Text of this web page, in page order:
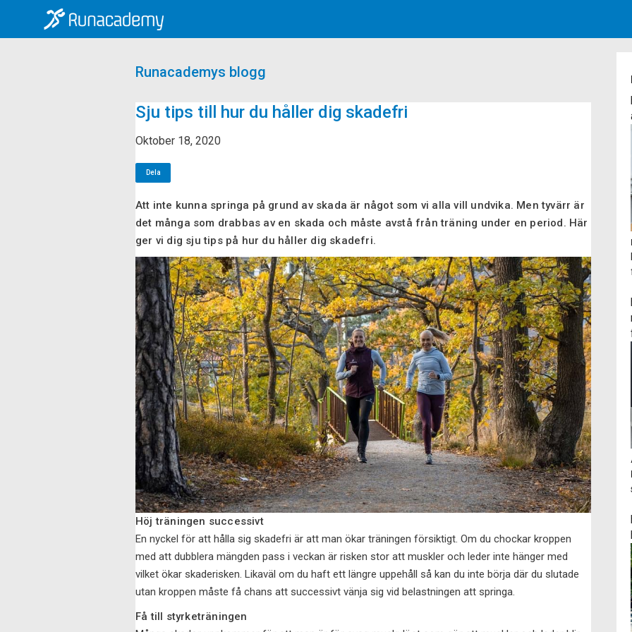
Runacademys blogg
Sju tips till hur du håller dig skadefri
Oktober 18, 2020
Dela
Att inte kunna springa på grund av skada är något som vi alla vill undvika. Men tyvärr är
det många som drabbas av en skada och måste avstå från träning under en period. Här
ger vi dig sju tips på hur du håller dig skadefri.
Höj träningen successivt
En nyckel för att hålla sig skadefri är att man ökar träningen försiktigt. Om du chockar kroppen
med att dubblera mängden pass i veckan är risken stor att muskler och leder inte hänger med
vilket ökar skaderisken. Likaväl om du haft ett längre uppehåll så kan du inte börja där du slutade
utan kroppen måste få chans att successivt vänja sig vid belastningen att springa.
Få till styrketräningen